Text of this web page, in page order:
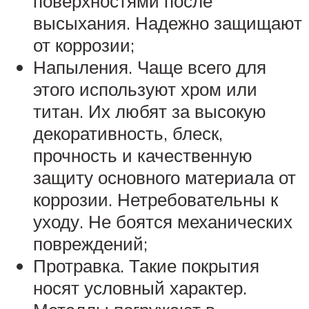
высыхания. Надежно защищают
от коррозии;
Напыления. Чаще всего для
этого используют хром или
титан. Их любят за высокую
декоративность, блеск,
прочность и качественную
защиту основного материала от
коррозии. Нетребовательны к
уходу. Не боятся механических
повреждений;
Протравка. Такие покрытия
носят условный характер.